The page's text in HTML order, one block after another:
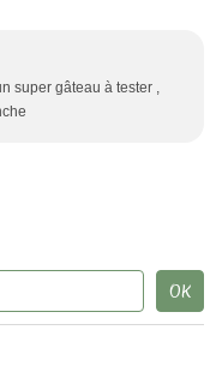
super gâteau à tester ,